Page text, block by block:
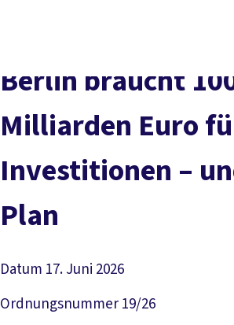
Berlin braucht
Milliarden Euro
Investitionen –
Plan
Datum 17. Juni 2026
Ordnungsnummer19/26